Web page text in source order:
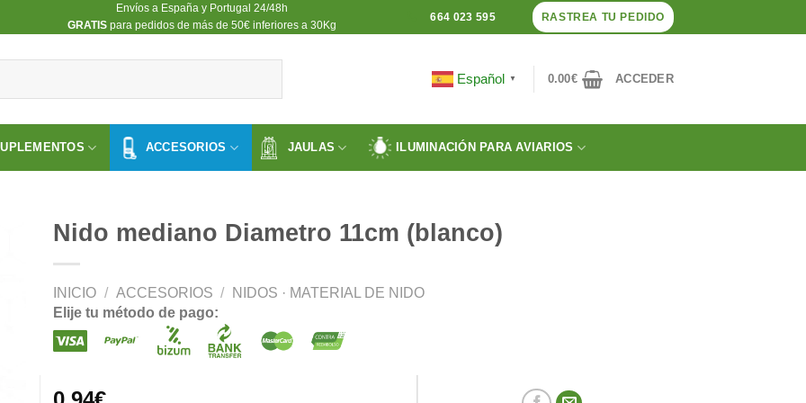
Envíos a España y Portugal 24/48h
​GRATISpara pedidos de más de 50€ inferiores a 30Kg
664 023 595 RASTREA TU PEDIDO
Español ▼ 0.00€ ACCEDER
ACCESORIOS JAULAS ILUMINACIÓN PARA AVIARIOS
Nido mediano Diametro 11cm (blanco)
INICIO / ACCESORIOS /
NIDOS · MATERIAL DE NIDO
Elije tu método de pago: